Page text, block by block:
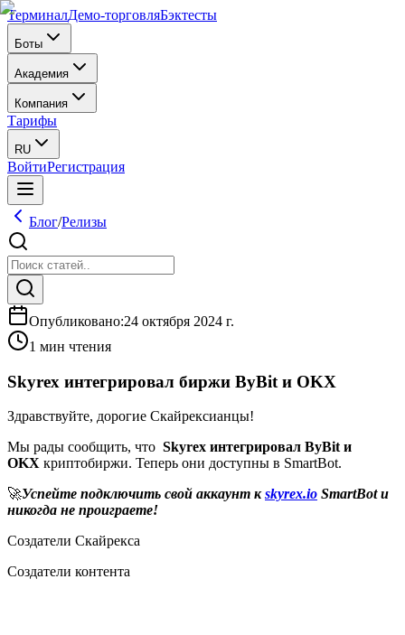
ТерминалДемо-торговляБэктесты
Боты
Академия
Компания
Тарифы
RU
ВойтиРегистрация
Блог/Релизы
Опубликовано:24 октября 2024 г.
1 мин чтения
Skyrex интегрировал биржи ByBit и OKX
Здравствуйте, дорогие Скайрексианцы!
Мы рады сообщить, что Skyrex интегрировал ByBit и
OKX криптобиржи. Теперь они доступны в SmartBot.
🚀Успейте подключить свой аккаунт кskyrex.io SmartBot и
никогда не проиграете!
Создатели Скайрекса
Создатели контента